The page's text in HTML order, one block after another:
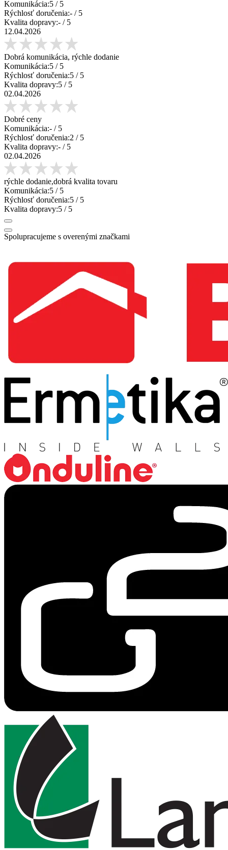
Komunikácia:5 / 5
Rýchlosť doručenia:- / 5
Kvalita dopravy:- / 5
12.04.2026
Dobrá komunikácia, rýchle dodanie
Komunikácia:5 / 5
Rýchlosť doručenia:5 / 5
Kvalita dopravy:5 / 5
02.04.2026
Dobré ceny
Komunikácia:- / 5
Rýchlosť doručenia:2 / 5
Kvalita dopravy:- / 5
02.04.2026
rýchle dodanie,dobrá kvalita tovaru
Komunikácia:5 / 5
Rýchlosť doručenia:5 / 5
Kvalita dopravy:5 / 5
Spolupracujeme s overenými značkami